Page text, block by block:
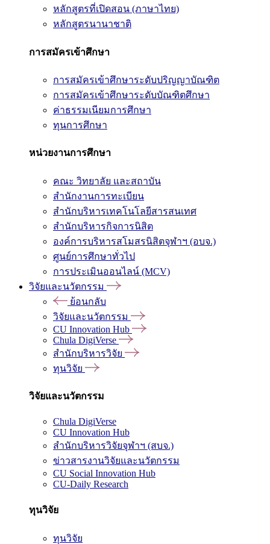
หลักสูตรที่เปิดสอน (ภาษาไทย)
หลักสูตรนานาชาติ
การสมัครเข้าศึกษา
การสมัครเข้าศึกษาระดับปริญญาบัณฑิต
การสมัครเข้าศึกษาระดับบัณฑิตศึกษา
ค่าธรรมเนียมการศึกษา
ทุนการศึกษา
หน่วยงานการศึกษา
คณะ วิทยาลัย และสถาบัน
สำนักงานการทะเบียน
สำนักบริหารเทคโนโลยีสารสนเทศ
สำนักบริหารกิจการนิสิต
องค์การบริหารสโมสรนิสิตจุฬาฯ (อบจ.)
ศูนย์การศึกษาทั่วไป
การประเมินออนไลน์ (MCV)
วิจัยและนวัตกรรม
ย้อนกลับ
วิจัยและนวัตกรรม
CU Innovation Hub
Chula DigiVerse
สำนักบริหารวิจัย
ทุนวิจัย
วิจัยและนวัตกรรม
Chula DigiVerse
CU Innovation Hub
สำนักบริหารวิจัยจุฬาฯ (สบจ.)
ข่าวสารงานวิจัยและนวัตกรรม
CU Social Innovation Hub
CU-Daily Research
ทุนวิจัย
ทุนวิจัย